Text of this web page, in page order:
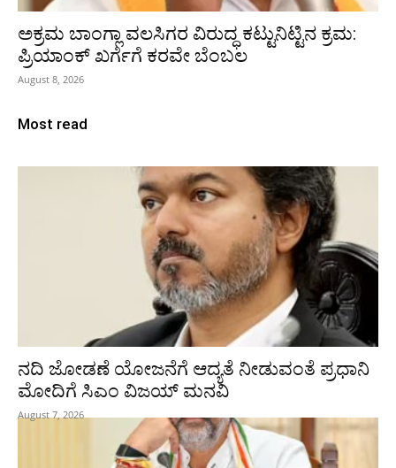
ಅಕ್ರಮ ಬಾಂಗ್ಲಾ ವಲಸಿಗರ ವಿರುದ್ಧ ಕಟ್ಟುನಿಟ್ಟಿನ ಕ್ರಮ:
ಪ್ರಿಯಾಂಕ್ ಖರ್ಗೆಗೆ ಕರವೇ ಬೆಂಬಲ
August 8, 2026
Most read
ನದಿ ಜೋಡಣೆ ಯೋಜನೆಗೆ ಆದ್ಯತೆ ನೀಡುವಂತೆ ಪ್ರಧಾನಿ
ಮೋದಿಗೆ ಸಿಎಂ ವಿಜಯ್‌ ಮನವಿ
August 7, 2026